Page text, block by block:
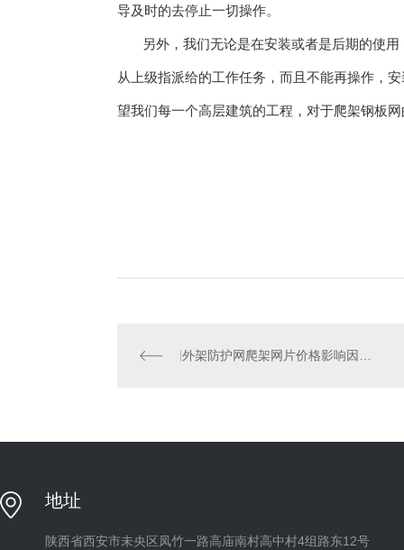
导及时的去停止一切操作。
另外，我们无论是在安装或者是后期的使用
从上级指派给的工作任务，而且不能再操作，
望我们每一个高层建筑的工程，对于爬架钢板
外架防护网爬架网片价格影响因素，不看你就要亏了！
地址
陕西省西安市未央区凤竹一路高庙南村高中村4组路东12号